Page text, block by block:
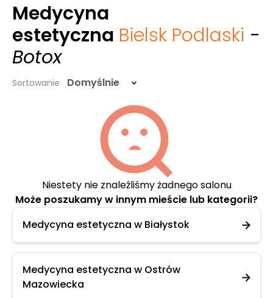
Medycyna
estetyczna Bielsk Podlaski -
Botox
Sortowanie Domyślnie
Niestety nie znaleźliśmy żadnego salonu
Może poszukamy w innym mieście lub kategorii?
Medycyna estetyczna w Białystok
Medycyna estetyczna w Ostrów
Mazowiecka